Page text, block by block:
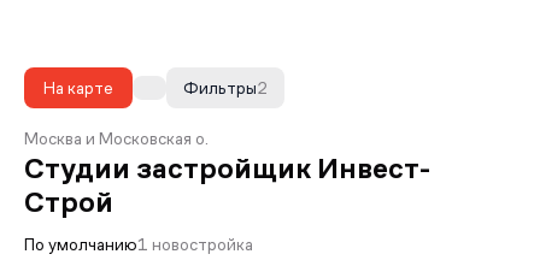
На карте 2
Фильтры
Москва и Московская о.
Студии застройщик Инвест-
Строй
По умолчанию1 новостройка